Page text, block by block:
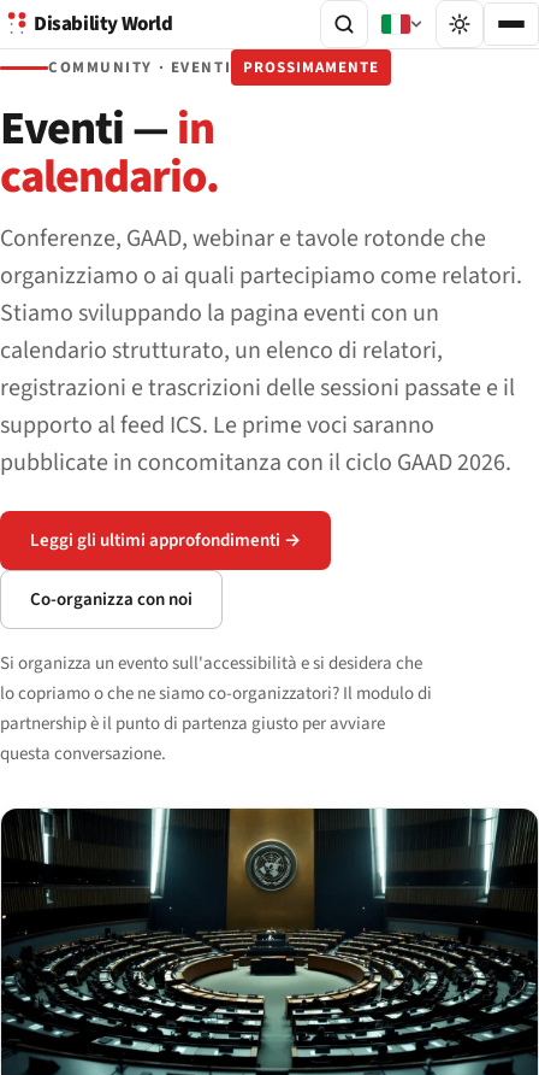
Disability World
COMMUNITY · EVENTI PROSSIMAMENTE
Eventi —in
calendario.
Conferenze, GAAD, webinar e tavole rotonde che
organizziamo o ai quali partecipiamo come relatori.
Stiamo sviluppando la pagina eventi con un
calendario strutturato, un elenco di relatori,
registrazioni e trascrizioni delle sessioni passate e il
supporto al feed ICS. Le prime voci saranno
pubblicate in concomitanza con il ciclo GAAD 2026.
Leggi gli ultimi approfondimenti →
Co-organizza con noi
Si organizza un evento sull'accessibilità e si desidera che
lo copriamo o che ne siamo co-organizzatori? Il modulo di
partnership è il punto di partenza giusto per avviare
questa conversazione.